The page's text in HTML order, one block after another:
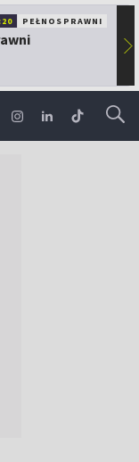
PEŁNOSPRAWNI
▶